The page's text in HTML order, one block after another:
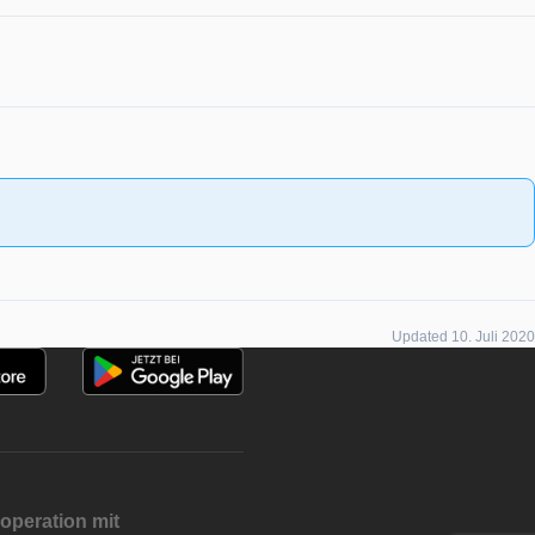
Updated 10. Juli 2020
mit